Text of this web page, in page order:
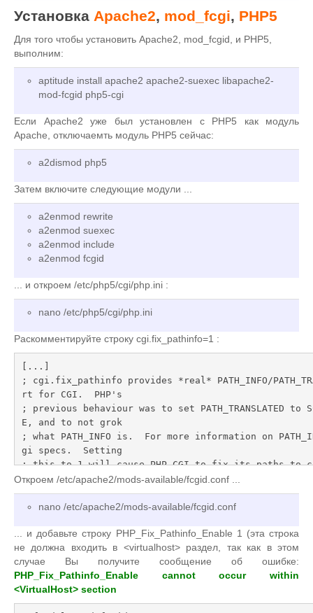
Установка Apache2, mod_fcgi, PHP5
Для того чтобы установить Apache2, mod_fcgid, и PHP5,
выполним:
aptitude install apache2 apache2-suexec libapache2-
mod-fcgid php5-cgi
Если Apache2 уже был установлен с PHP5 как модуль
Apache, отключаемть модуль PHP5 сейчас:
a2dismod php5
Затем включите следующие модули ...
a2enmod rewrite
a2enmod suexec
a2enmod include
a2enmod fcgid
... и откроем /etc/php5/cgi/php.ini :
nano /etc/php5/cgi/php.ini
Раскомментируйте строку cgi.fix_pathinfo=1 :
[...]
; cgi.fix_pathinfo provides *real* PATH_INFO/
rt for CGI.  PHP's
; previous behaviour was to set PATH_TRANSLATED to
E, and to not grok
; what PATH_INFO is.  For more information on
gi specs.  Setting
; this to 1 will cause PHP CGI to fix its paths to
spec.  A setting
; of zero causes PHP to behave as before.  Default
ld fix your scripts
; http://php.net/cgi.fix-pathinfo
cgi.fix_pathinfo=1
[...]
Откроем /etc/apache2/mods-available/fcgid.conf ...
nano /etc/apache2/mods-available/fcgid.conf
... и добавьте строку PHP_Fix_Pathinfo_Enable 1 (эта строка
не должна входить в <virtualhost> раздел, так как в этом
случае Вы получите сообщение об ошибке:
PHP_Fix_Pathinfo_Enable cannot occur within
<VirtualHost> section